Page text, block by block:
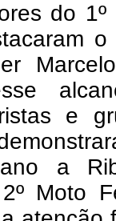
do
e
a
Moto